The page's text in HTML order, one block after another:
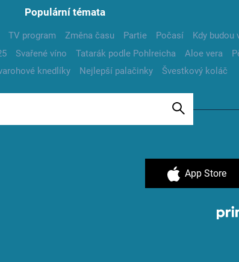
Populární témata
TV program Změna času Partie Počasí Kdy budou
Svařené víno Tatarák podle Pohlreicha Aloe vera
knedlíky Nejlepší palačinky Švestkový koláč
App Store